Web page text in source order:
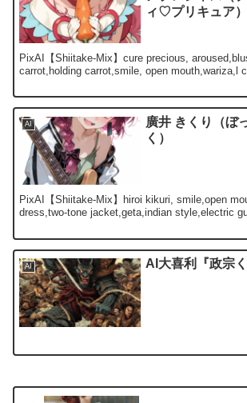
ィ♡プリキュア）
PixAI【Shiitake-Mix】cure precious,
carrot,holding carrot,smile, open mouth,wariza,l
AI
廣井 きくり（ぼ
く）
PixAI【Shiitake-Mix】hiroi kikuri, smile,open
dress,two-tone jacket,geta,indian style,electric
AI AI大喜利『政宗